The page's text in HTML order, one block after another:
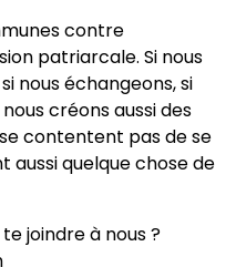
contre
patriarcale. Si nous
nous échangeons, si
créons aussi des
contentent pas de se
aussi quelque chose de
joindre à nous ?